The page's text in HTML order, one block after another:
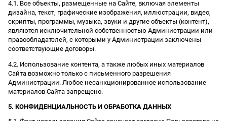
4.1. Все объекты, размещенные на Сайте, включая элементы
дизайна, текст, графические изображения, иллюстрации, видео,
скрипты, программы, музыка, звуки и другие объекты (контент),
являются исключительной собственностью Администрации или
правообладателей, с которыми у Администрации заключены
соответствующие договоры.
4.2. Использование контента, а также любых иных материалов
Сайта возможно только с письменного разрешения
Администрации. Любое несанкционированное использование
материалов Сайта запрещено.
5. КОНФИДЕНЦИАЛЬНОСТЬ И ОБРАБОТКА ДАННЫХ